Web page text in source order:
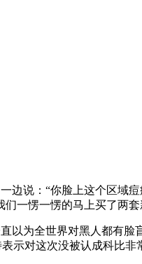
边说：“你脸上这个区域
一愣一愣的马上买了两套
以为全世界对黑人都有
表示对这次没被认成科比